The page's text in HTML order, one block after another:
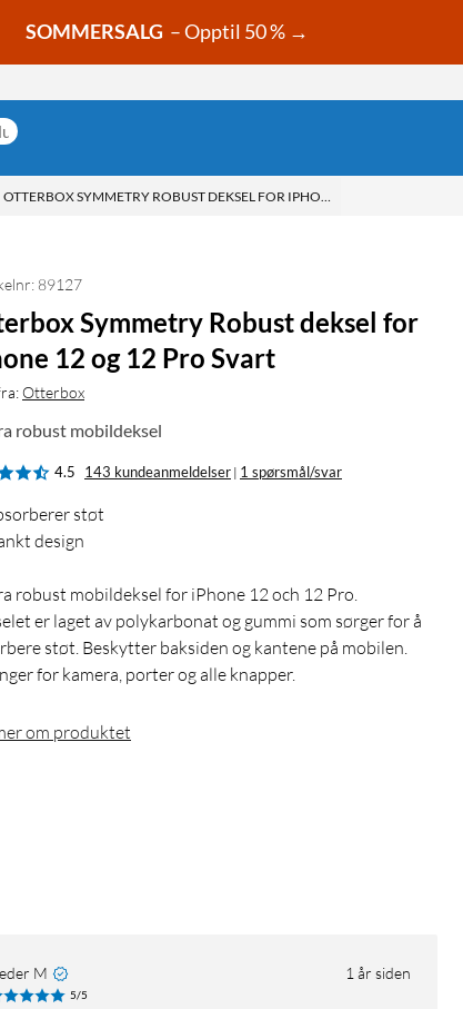
SOMMERSALG – Opptil 50 % →
OTTERBOX SYMMETRY ROBUST DEKSEL FOR IPHONE 12 OG 12 PRO SVART
89127
Symmetry Robust deksel for
12 og 12 Pro Svart
Otterbox
robust mobildeksel
4.5 143 kundeanmeldelser | 1 spørsmål/svar
støt
design
robust mobildeksel for iPhone 12 och 12 Pro.
er laget av polykarbonat og gummi som sørger for å
støt. Beskytter baksiden og kantene på mobilen.
for kamera, porter og alle knapper.
om produktet
M 1 år siden
5/5